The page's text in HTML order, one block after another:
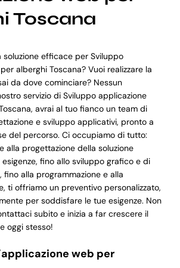
Toscana
soluzione efficace per Sviluppo
alberghi Toscana? Vuoi realizzare la
da dove cominciare? Nessun
servizio di Sviluppo applicazione
avrai al tuo fianco un team di
e sviluppo applicativi, pronto a
del percorso. Ci occupiamo di tutto:
alla progettazione della soluzione
fino allo sviluppo grafico e di
fino alla programmazione e alla
ti offriamo un preventivo personalizzato,
per soddisfare le tue esigenze. Non
subito e inizia a far crescere il
oggi stesso!
web per